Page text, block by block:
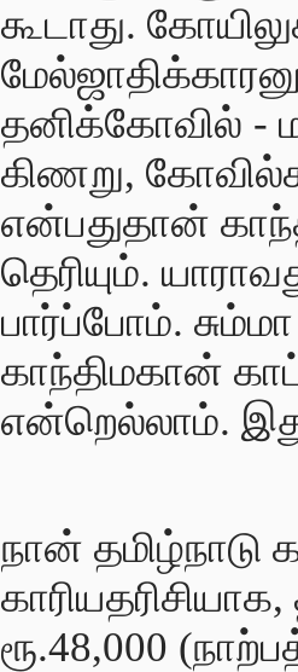
கூடாது.
தனிக்கோவில் -
கிணறு,
என்பதுதான்
தெரியும்.
பார்ப்போம்.
காந்திமகான்
என்றெல்லாம்.
நான் தமிழ்நாடு
ரூ.48,000